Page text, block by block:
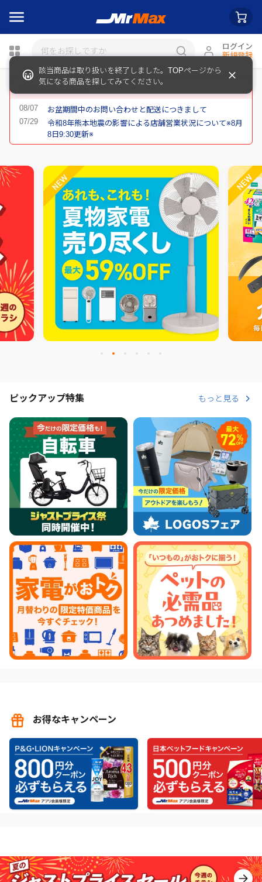
ログイン
新規登録
お盆期間中のお問い合わせと配送につきまして
令和8年熊本地震の影響による店舗営業状況について※8月
8日9:30更新※
ピックアップ特集 もっと見る
お得なキャンペーン
該当商品は取り扱いを終了しました。TOPページから
気になる商品を探してみてください。